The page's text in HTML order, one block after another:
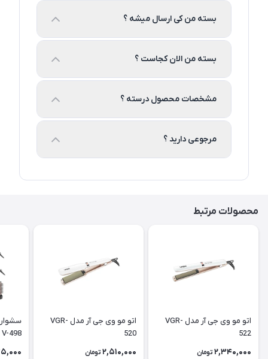
بسته من کی ارسال میشه ؟
بسته من الان کجاست ؟
مشخصات محصول درسته ؟
مرجوعی دارید ؟
محصولات مرتبط
اتو مو وی جی آر مدل VGR-
522
2,340,000 تومان
اتو مو وی جی آر مدل VGR-
520
2,510,000 تومان
V-498 با دو سری و باد سرد